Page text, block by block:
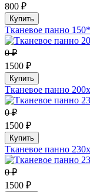
800 ₽
Купить
Тканевое панно
0 ₽
1500 ₽
Купить
Тканевое панно
0 ₽
1500 ₽
Купить
Тканевое панно
0 ₽
1500 ₽